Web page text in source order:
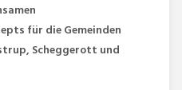
für die Gemeinden
Scheggerott und